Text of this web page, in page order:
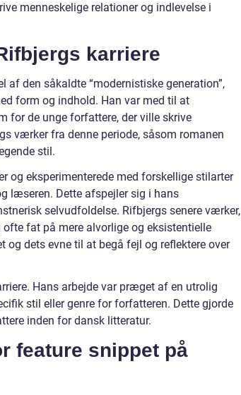
menneskelige relationer og indlevelse i
karriere
af den såkaldte “modernistiske generation”,
form og indhold. Han var med til at
for de unge forfattere, der ville skrive
værker fra denne periode, såsom romanen
stil.
og eksperimenterede med forskellige stilarter
læseren. Dette afspejler sig i hans
selvudfoldelse. Rifbjergs senere værker,
ofte fat på mere alvorlige og eksistentielle
og dets evne til at begå fejl og reflektere over
Hans arbejde var præget af en utrolig
stil eller genre for forfatteren. Dette gjorde
inden for dansk litteratur.
feature snippet på